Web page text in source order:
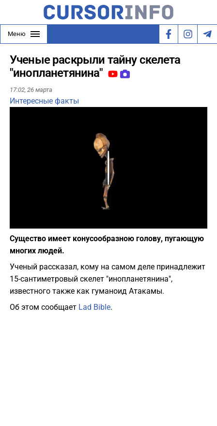
Меню
Ученые раскрыли тайну скелета
"инопланетянина"
17:02, 26 марта
Интересные факты
Play
Существо имеет конусообразною голову, пугающую
многих людей.
Ученый рассказал, кому на самом деле принадлежит
15-сантиметровый скелет "инопланетянина",
известного также как гуманоид Атакамы.
Об этом сообщает Lad Bible.